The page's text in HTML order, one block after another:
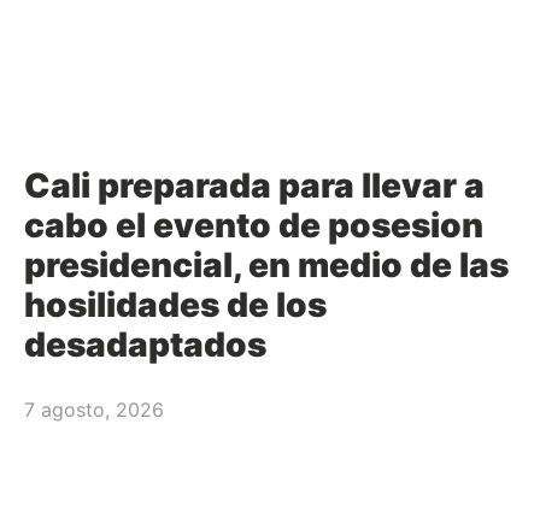
Cali preparada para llevar a
cabo el evento de posesion
presidencial, en medio de las
hosilidades de los
desadaptados
7 agosto, 2026